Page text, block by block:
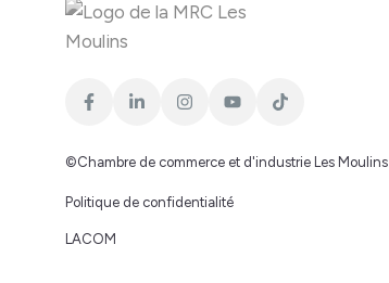
©Chambre de commerce et d'industrie Les Moulins
Politique de confidentialité
LACOM